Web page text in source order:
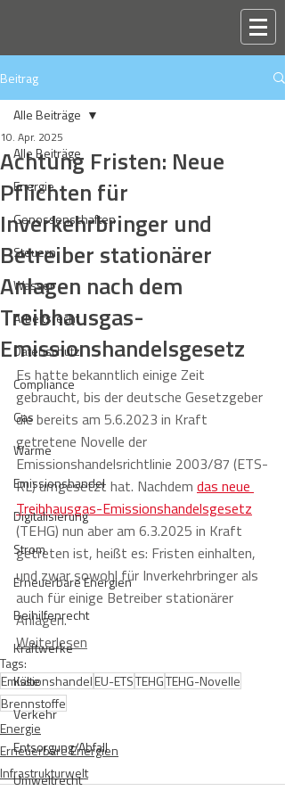
Beitrag
Alle Beiträge
Energie
Genossenschaften
Steuern
Wasser
Arbeitsrecht
Datenschutz
Compliance
Gas
Wärme
Emissionshandel
Digitalisierung
Strom
Erneuerbare Energien
Beihilfenrecht
Kraftwerke
Kälte
Verkehr
Entsorgung/Abfall
Umweltrecht
Alle Beiträge
Achtung Fristen: Neue
Pflichten für
Inverkehrbringer und
Betreiber stationärer
Anlagen nach dem
Treibhausgas-
Emissionshandelsgesetz
10. Apr. 2025
Es hatte bekanntlich einige Zeit
gebraucht, bis der deutsche Gesetzgeber
die bereits am 5.6.2023 in Kraft
getretene Novelle der
Emissionshandelsrichtlinie 2003/87 (ETS-
RL) umgesetzt hat. Nachdem das neue
Treibhausgas-Emissionshandelsgesetz
(TEHG) nun aber am 6.3.2025 in Kraft
getreten ist, heißt es: Fristen einhalten,
und zwar sowohl für Inverkehrbringer als
auch für einige Betreiber stationärer
Anlagen.
Weiterlesen
Tags:
EmissionshandelEU-ETSTEHGTEHG-Novelle
Brennstoffe
Energie
Erneuerbare Energien
Infrastrukturwelt